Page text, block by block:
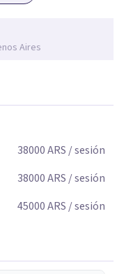
Aires
38000ARS / sesión
38000ARS / sesión
45000ARS / sesión